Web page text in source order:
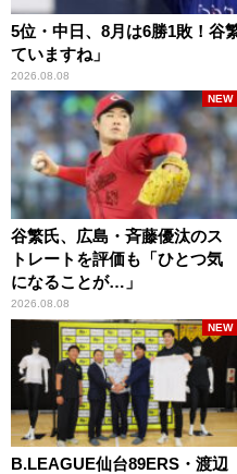
5位・中日、8月は6勝1敗！谷
ていますね」
2026.08.08
谷繁氏、広島・斉藤優汰のス
トレートを評価も「ひとつ気
になることが…」
2026.08.08
NEW
B.LEAGUE仙台89ERS・渡辺
NEW